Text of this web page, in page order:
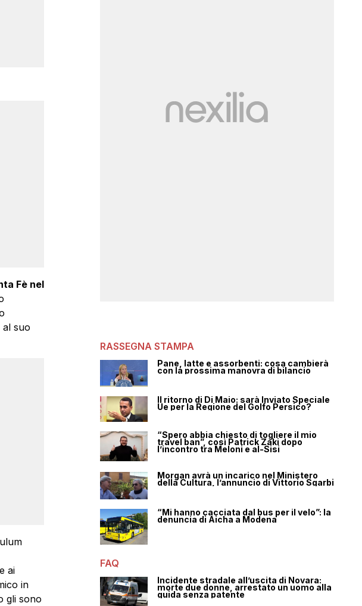
Fè nel
suo
ai
in
gli sono
RASSEGNA STAMPA
Pane, latte e assorbenti: cosa cambierà
con la prossima manovra di bilancio
Il ritorno di Di Maio: sarà Inviato Speciale
Ue per la Regione del Golfo Persico?
“Spero abbia chiesto di togliere il mio
travel ban”, così Patrick Zaki dopo
l’incontro tra Meloni e al-Sisi
Morgan avrà un incarico nel Ministero
della Cultura, l’annuncio di Vittorio Sgarbi
“Mi hanno cacciata dal bus per il velo”: la
denuncia di Aicha a Modena
FAQ
Incidente stradale all’uscita di Novara:
morte due donne, arrestato un uomo alla
guida senza patente